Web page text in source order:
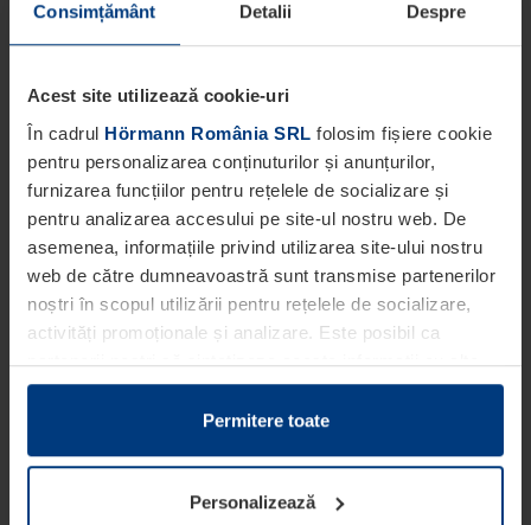
Consimțământ Detalii Despre
Acest site utilizează cookie-uri
În cadrul Hörmann România SRL folosim fișiere cookie
pentru personalizarea conținuturilor și anunțurilor,
furnizarea funcțiilor pentru rețelele de socializare și
pentru analizarea accesului pe site-ul nostru web. De
asemenea, informațiile privind utilizarea site-ului nostru
web de către dumneavoastră sunt transmise partenerilor
noștri în scopul utilizării pentru rețelele de socializare,
activități promoționale și analizare. Este posibil ca
partenerii noștri să sintetizeze aceste informații cu alte
date pe care dumneavoastră le-ați pus la dispoziția
acestora ori care au fost colectate în cadrul utilizării
Din punct de vedere legal, putem stoca fișiere cookie pe
dispozitivul dumneavoastră în cazul în care acestea sunt
Permitere toate
Personalizează